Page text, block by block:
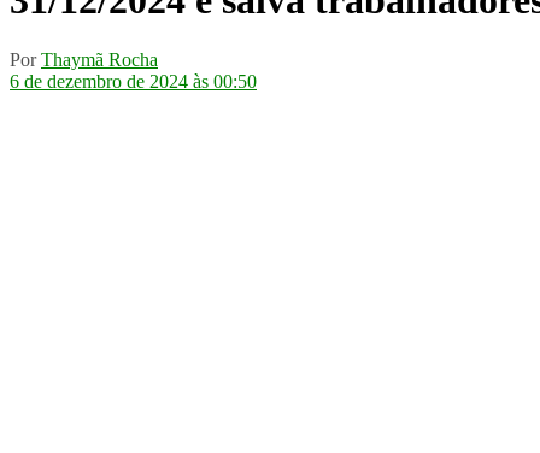
Por Thaymã Rocha
6 de dezembro de 2024 às 00:50